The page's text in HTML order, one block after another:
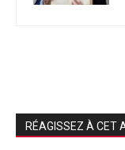
RÉAGISSEZ À CET